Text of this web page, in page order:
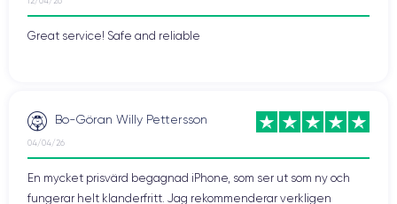
Great service! Safe and reliable
Bo-Göran Willy Pettersson
04/04/26
En mycket prisvärd begagnad iPhone, som ser ut som ny och
fungerar helt klanderfritt. Jag rekommenderar verkligen